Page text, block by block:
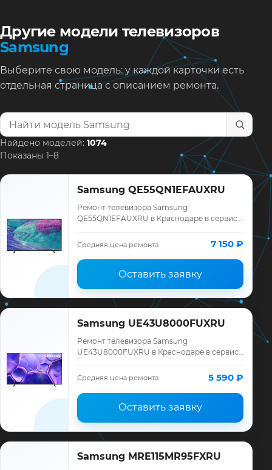
Другие модели телевизоров
Samsung
Выберите свою модель: у каждой карточки есть
отдельная страница с описанием ремонта.
Найти модель телевизора
Найдено моделей: 1074
Показаны 1–8
Samsung QE55QN1EFAUXRU
Ремонт телевизора Samsung
QE55QN1EFAUXRU в Краснодаре в сервисе
Samsung, смета до ремонта, запчасти и
гарантия до 12 меся…
Средняя цена ремонта 7 150 ₽
Оставить заявку
Samsung UE43U8000FUXRU
Ремонт телевизора Samsung
UE43U8000FUXRU в Краснодаре в сервисе
Samsung, смета до ремонта, запчасти и
Средняя цена ремонта 5 590 ₽
Оставить заявку
Samsung MRE115MR95FXRU